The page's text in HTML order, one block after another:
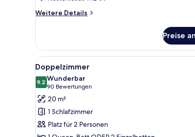
anzeigen
Weitere Details
Weitere
Preise
Alle
Fotos
für
Doppelzimmer
anzeigen
Ein modernes
14
Doppelzimmer
9.29.2 von 10
Wunderbar
90 Bewertungen
(90
Bewertungen)
20 m²
1 Schlafzimmer
Platz für 2 Personen